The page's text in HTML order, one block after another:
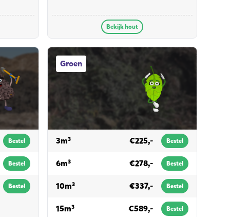
Bekijk hout
Bestel
Bestel
Bestel
Groen
Groen afvalcontainers
3m³voor groen €225,- Bestel
6m³voor groen €278,- Bestel
10m³voor groen €337,- Bestel
15m³voor groen €589,- Bestel